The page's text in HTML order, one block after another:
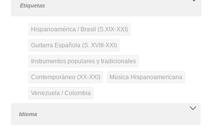
Etiquetas
Hispanoamérica / Brasil (S.XIX-XXI)
Guitarra Española (S. XVIII-XXI)
Instrumentos populares y tradicionales
Contemporáneo (XX-XXI) Música Hispanoamericana
Venezuela / Colombia
Idioma